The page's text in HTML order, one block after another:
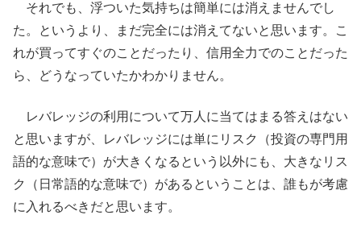
それでも、浮ついた気持ちは簡単には消えませんでし
た。というより、まだ完全には消えてないと思います。こ
れが買ってすぐのことだったり、信用全力でのことだった
ら、どうなっていたかわかりません。
レバレッジの利用について万人に当てはまる答えはない
と思いますが、レバレッジには単にリスク（投資の専門用
語的な意味で）が大きくなるという以外にも、大きなリス
ク（日常語的な意味で）があるということは、誰もが考慮
に入れるべきだと思います。